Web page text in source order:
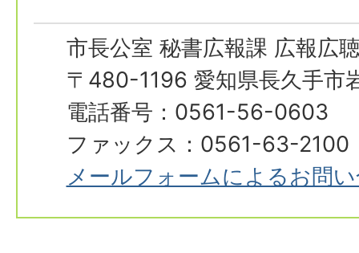
市長公室 秘書広報課 広報広
〒480-1196 愛知県長久手市
電話番号：0561-56-0603
ファックス：0561-63-2100
メールフォームによるお問